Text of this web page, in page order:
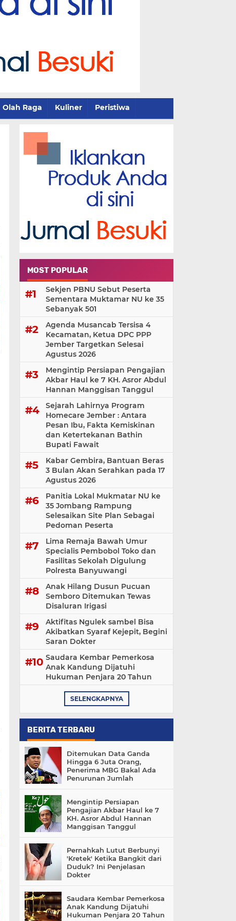
Olah Raga Kuliner Peristiwa
MOST POPULAR
Sekjen PBNU Sebut Peserta
Sementara Muktamar NU ke 35
Sebanyak 501
Agenda Musancab Tersisa 4
Kecamatan, Ketua DPC PPP
Jember Targetkan Selesai
Agustus 2026
Mengintip Persiapan Pengajian
Akbar Haul ke 7 KH. Asror Abdul
Hannan Manggisan Tanggul
Sejarah Lahirnya Program
Homecare Jember : Antara
Pesan Ibu, Fakta Kemiskinan
dan Ketertekanan Bathin
Bupati Fawait
Kabar Gembira, Bantuan Beras
3 Bulan Akan Serahkan pada 17
Agustus 2026
Panitia Lokal Mukmatar NU ke
35 Jombang Rampung
Selesaikan Site Plan Sebagai
Pedoman Peserta
Lima Remaja Bawah Umur
Specialis Pembobol Toko dan
Fasilitas Sekolah Digulung
Polresta Banyuwangi
Anak Hilang Dusun Pucuan
Semboro Ditemukan Tewas
Disaluran Irigasi
Aktifitas Ngulek sambel Bisa
Akibatkan Syaraf Kejepit, Begini
Saran Dokter
Saudara Kembar Pemerkosa
Anak Kandung Dijatuhi
Hukuman Penjara 20 Tahun
SELENGKAPNYA
BERITA TERBARU
Ditemukan Data Ganda
Hingga 6 Juta Orang,
Penerima MBG Bakal Ada
Penurunan Jumlah
Mengintip Persiapan
Pengajian Akbar Haul ke 7
KH. Asror Abdul Hannan
Manggisan Tanggul
Pernahkah Lutut Berbunyi
'Kretek' Ketika Bangkit dari
Duduk? Ini Penjelasan
Dokter
Saudara Kembar Pemerkosa
Anak Kandung Dijatuhi
Hukuman Penjara 20 Tahun